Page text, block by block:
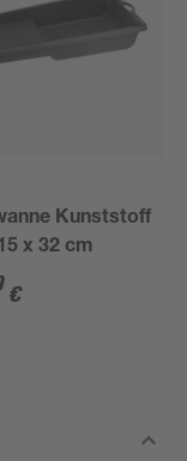
Kunststoff
x 32 cm
€